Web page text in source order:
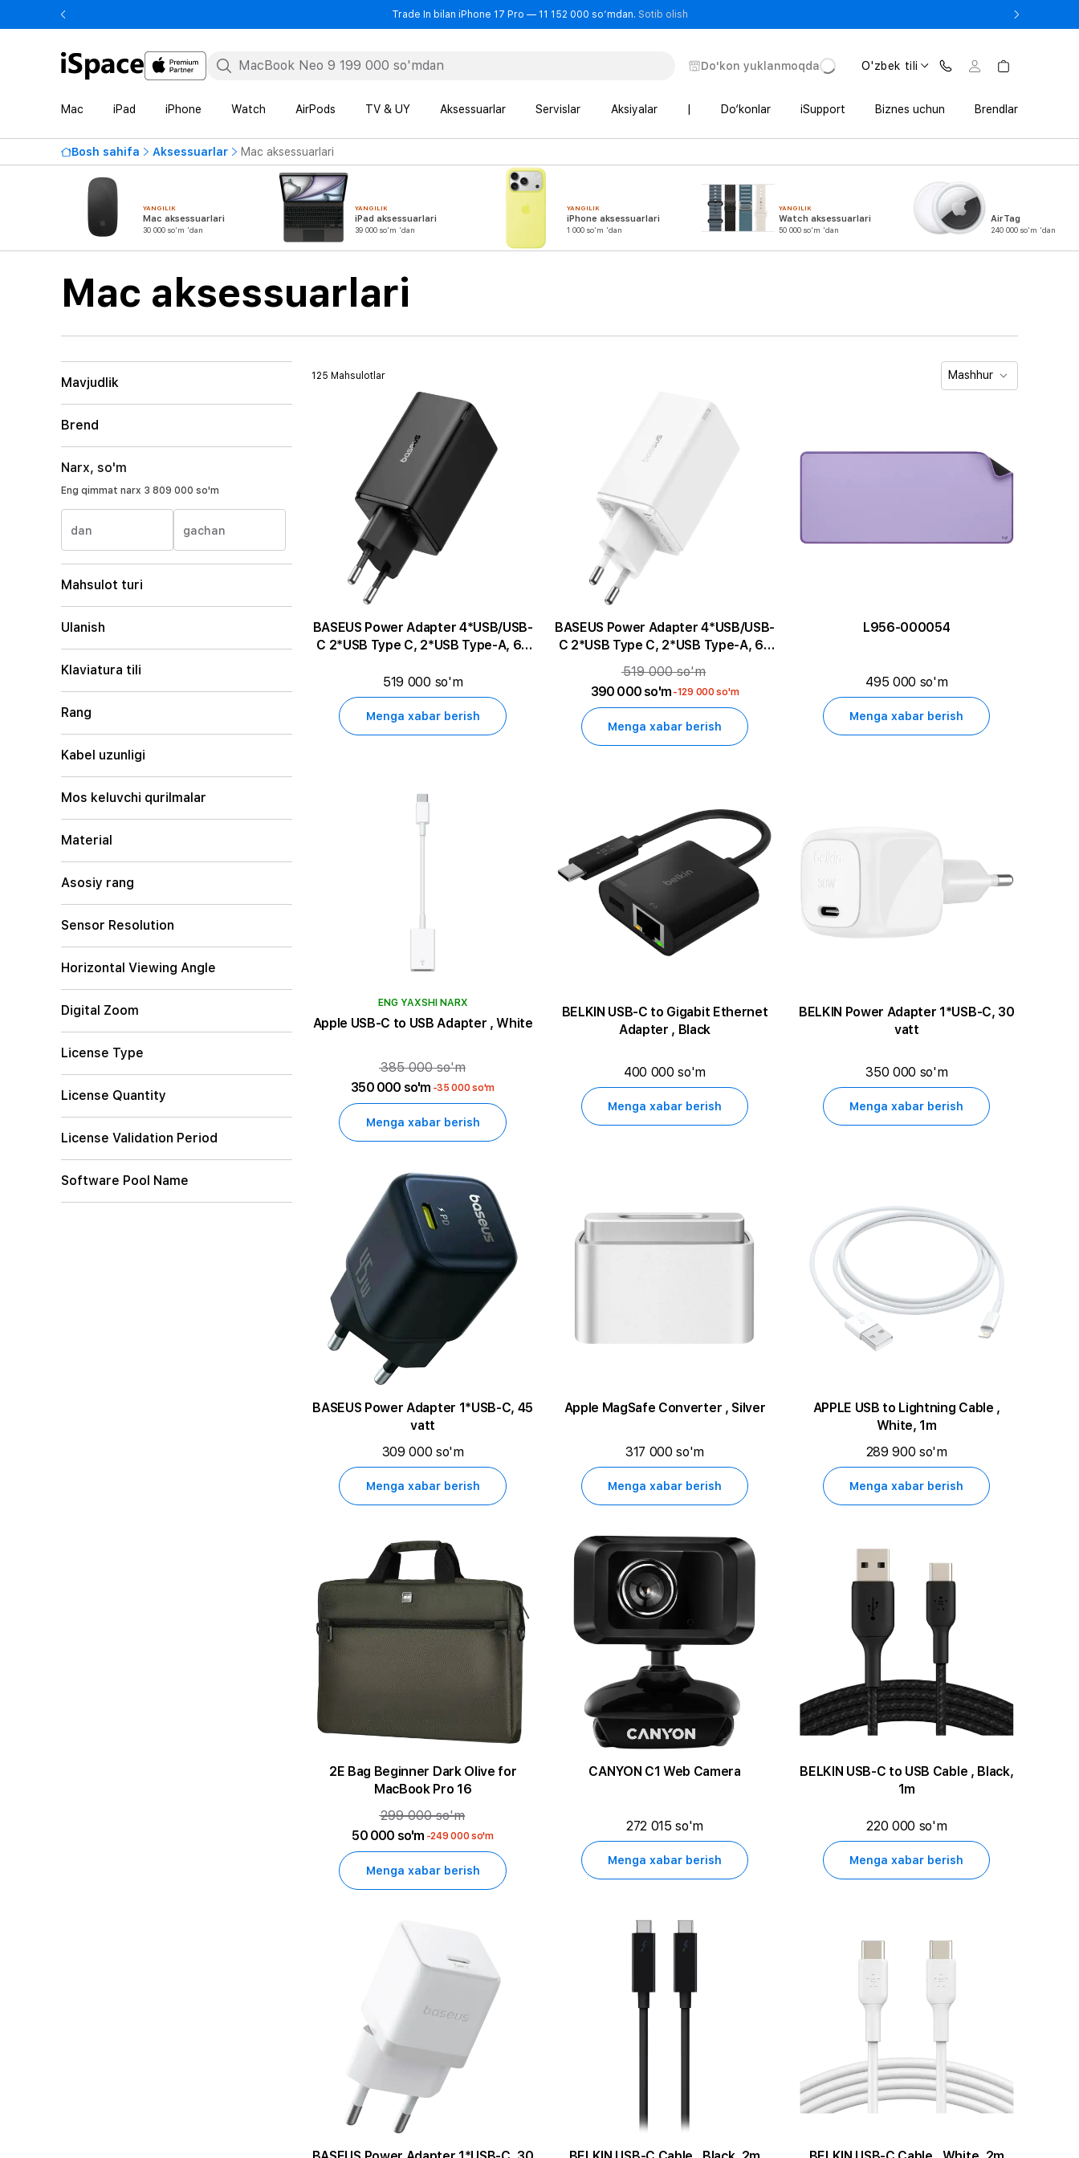
Trade In bilan iPhone 17 Pro — 11 152 000 so‘mdan. Sotib olish- Trade In bilan iPhone 17 Pro — 11 152 000 so‘mdan.
Do'kon yuklanmoqda O'zbek tili
Mac iPad iPhone Watch AirPods TV & UY Aksessuarlar Servislar Aksiyalar Do‘konlar iSupport Biznes uchun Brendlar
Bosh sahifa Aksessuarlar Mac aksessuarlari
YANGILIK
Mac aksessuarlari
30 000 so'm 'dan
YANGILIK
iPad aksessuarlari
39 000 so'm 'dan
YANGILIK
iPhone aksessuarlari
1 000 so'm 'dan
YANGILIK
Watch aksessuarlari
50 000 so'm 'dan
AirTag
240 000 so'm 'dan
Mac aksessuarlari
Mavjudlik
Brend
Narx, so'm
Eng qimmat narx 3 809 000 so'm
dan gachan
Mahsulot turi
Ulanish
Klaviatura tili
Rang
Kabel uzunligi
Mos keluvchi qurilmalar
Material
Asosiy rang
Sensor Resolution
Horizontal Viewing Angle
Digital Zoom
License Type
License Quantity
License Validation Period
Software Pool Name
125 Mahsulotlar Mashhur
BASEUS Power Adapter 4*USB/USB-
C 2*USB Type C, 2*USB Type-A, 65
519 000 so'm
Menga xabar berish
BASEUS Power Adapter 4*USB/USB-
C 2*USB Type C, 2*USB Type-A, 65
vatt
519 000 so'm
390 000 so'm -129 000 so'm
Menga xabar berish
L956-000054
495 000 so'm
Menga xabar berish
ENG YAXSHI NARX
Apple USB-C to USB Adapter , White
385 000 so'm
350 000 so'm -35 000 so'm
Menga xabar berish
BELKIN USB-C to Gigabit Ethernet
Adapter , Black
400 000 so'm
Menga xabar berish
BELKIN Power Adapter 1*USB-C, 30
vatt
350 000 so'm
Menga xabar berish
BASEUS Power Adapter 1*USB-C, 45
vatt
309 000 so'm
Menga xabar berish
Apple MagSafe Converter , Silver
317 000 so'm
Menga xabar berish
APPLE USB to Lightning Cable ,
White, 1m
289 900 so'm
Menga xabar berish
2E Bag Beginner Dark Olive for
MacBook Pro 16
299 000 so'm
50 000 so'm -249 000 so'm
Menga xabar berish
CANYON C1 Web Camera
272 015 so'm
Menga xabar berish
BELKIN USB-C to USB Cable , Black,
1m
220 000 so'm
Menga xabar berish